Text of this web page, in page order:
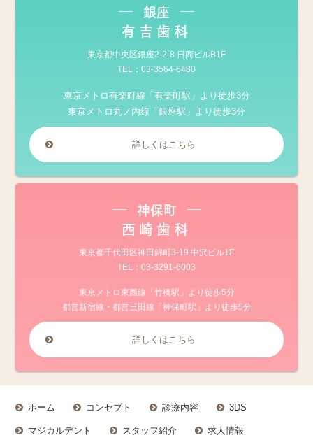
銀座
有吉歯科
東京都中央区銀座2-2-8 日商ビルB1F
TEL： 03-3564-6480
東京メトロ有楽町線「有楽町駅」より徒歩3分
東京メトロ丸ノ内線「銀座駅」より徒歩3分
詳しくはこちら
神保町
西崎歯科
東京都千代田区神田錦町3-19 中沢ビル1F
TEL： 03-3291-6003
東京メトロ東西線「竹橋駅」より徒歩5分
都営新宿線・都営三田線「神保町駅」より徒歩5分
詳しくはこちら
ホーム コンセプト 診療内容 3DS
マジカルデント スタッフ紹介 求人情報